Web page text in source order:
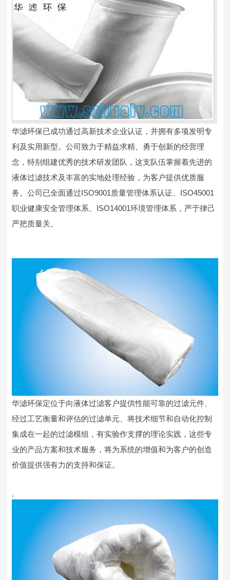
华滤环保已成功通过高新技术企业认证，并拥有多项发明专
利及实用新型。公司致力于精益求精、勇于创新的经营理
念，特别组建优秀的技术研发团队，这支队伍掌握着先进的
液体过滤技术及丰富的实地处理经验，为客户提供优质服
务。公司已全面通过ISO9001质量管理体系认证、ISO45001
职业健康安全管理体系、ISO14001环境管理体系，严于律己
严把质量关。
华滤环保定位于向液体过滤客户提供性能可靠的过滤元件、
经过工艺衡量和评估的过滤单元、将技术细节和自动化控制
集成在一起的过滤模组，有实验作支撑的理论实践，这些专
业的产品方案和技术服务，将为系统的增值和为客户的创造
价值提供强有力的支持和保证。